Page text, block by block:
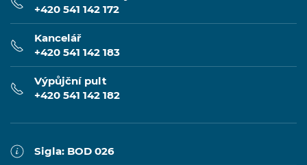
+420 541 142 172
Kancelář
+420 541 142 183
Výpůjční pult
+420 541 142 182
Sigla: BOD 026